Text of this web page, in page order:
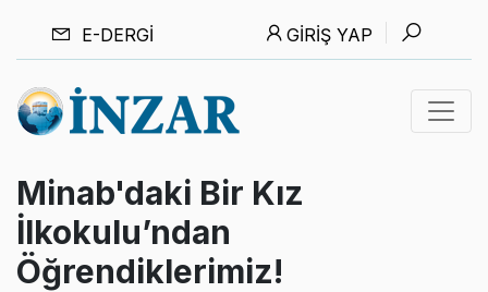
E-DERGI GIRIŞ YAP
Minab'daki Bir Kız
İlkokulu’ndan
Öğrendiklerimiz!